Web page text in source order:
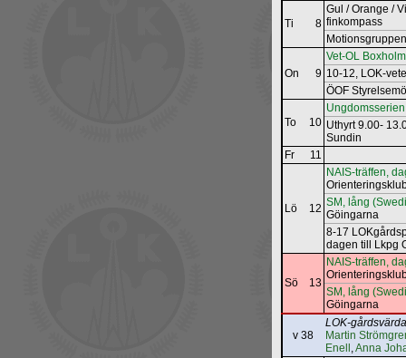
Ti 8
Gul / Orange /
finkompass
On 9
Vet-OL Boxholm
10-12,
ÖOF
To 10 Uthyrt 9.00-
Sundin
Fr
11
Lö 12
NAIS-träffen,
SM, lång
Göingarna
8-17
dagen till Lkpg
Sö 13
NAIS-träffen,
SM, lång
Göingarna
v 38
LOK-
Martin
Enell ,Anna